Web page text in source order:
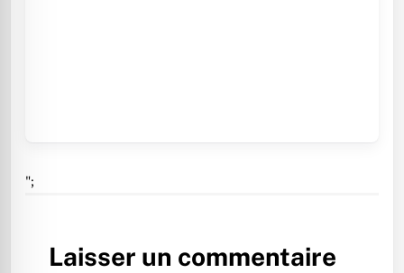
";
Laisser un commentaire